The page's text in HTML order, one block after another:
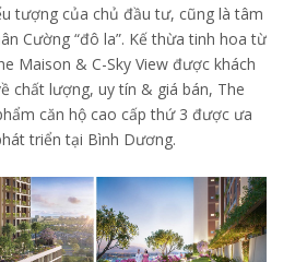
tượng của chủ đầu tư, cũng là tâm
Cường “đô la”. Kế thừa tinh hoa từ
Maison & C-Sky View được khách
chất lượng, uy tín & giá bán, The
căn hộ cao cấp thứ 3 được ưa
triển tại Bình Dương.